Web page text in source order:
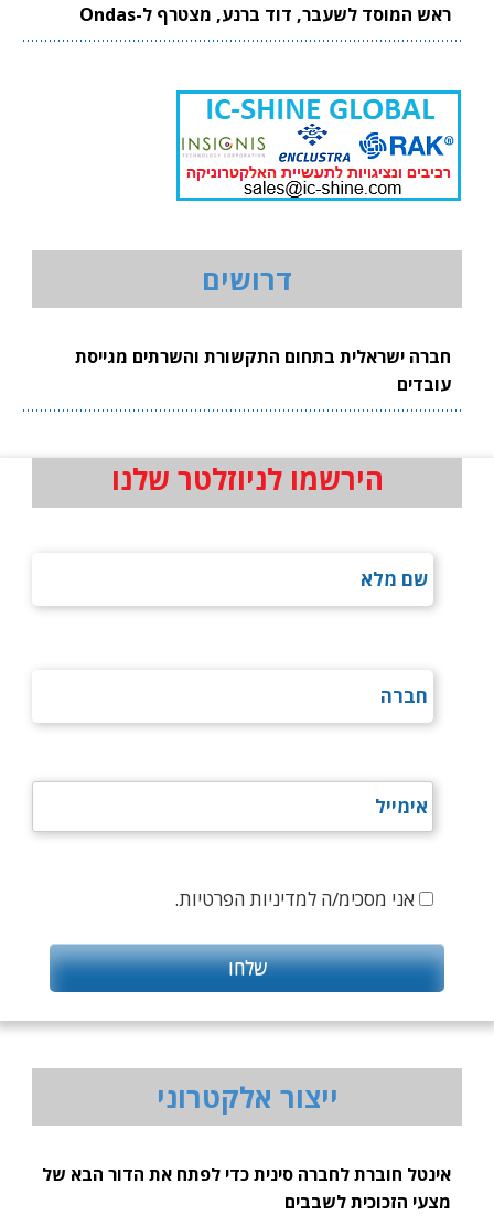
ראש המוסד לשעבר, דוד ברנע, מצטרף ל-Ondas
דרושים
חברה ישראלית בתחום התקשורת והשרתים מגייסת
עובדים
הירשמו לניוזלטר שלנו
אני מסכימ/ה למדיניות הפרטיות.
ייצור אלקטרוני
אינטל חוברת לחברה סינית כדי לפתח את הדור הבא של
מצעי הזכוכית לשבבים